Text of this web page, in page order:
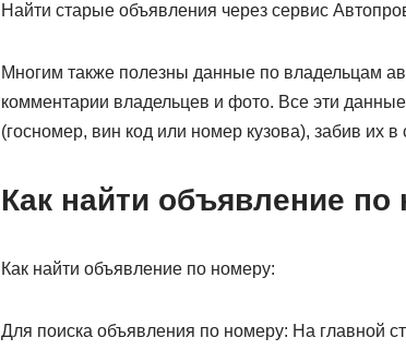
Найти старые объявления через сервис
Многим также полезны данные по владельцам
комментарии владельцев и фото. Все эти
(госномер, вин код или номер кузова), забив их в
Как найти объявление по
Как найти объявление по номеру:
Для поиска объявления по номеру: На главной